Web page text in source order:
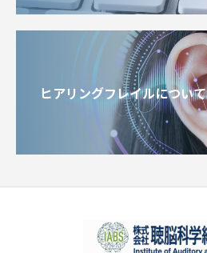
ヒアリングフレイルについて